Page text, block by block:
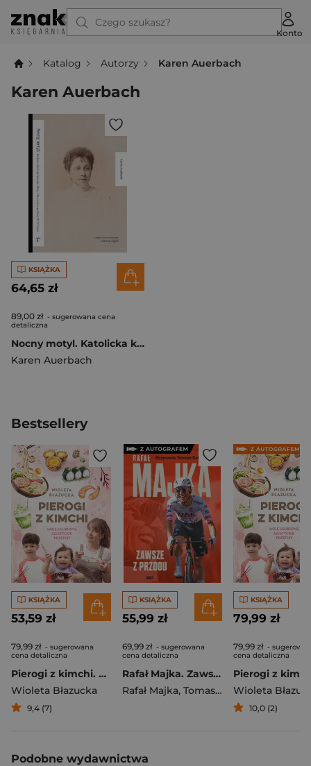
Czego szukasz?
Konto
Katalog Autorzy Karen Auerbach
Karen Auerbach
KSIĄŻKA
64,65 zł
89,00 zł - sugerowana cena
detaliczna
Nocny motyl. Katolicka kobieta i jej żydowska rodzina w Warszawie na przełomie XIX i XX wieku
Karen Auerbach
Bestsellery
KSIĄŻKA
53,59 zł
79,99 zł - sugerowana
cena detaliczna
Pierogi z kimchi. Moje ulubione azjatyckie przepisy
Wioleta Błazucka
9,4 (7)
KSIĄŻKA
55,99 zł
69,99 zł - sugerowana
cena detaliczna
Rafał Majka. Zawsze z przodu. Rozmawia Tomasz Kalemba - książka z autografem
Rafał Majka, Tomasz Kalemba
KSIĄŻKA
79,99 zł
79,99 zł -
cena detaliczna
Wioleta
10,0 (2)
Podobne wydawnictwa